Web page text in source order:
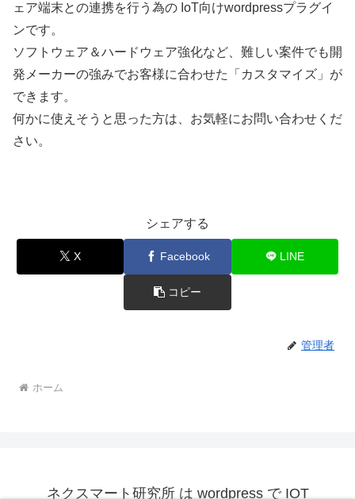
ェア端末との連携を行う為の IoT向けwordpressプラグイ
ンです。
ソフトウェア＆ハードウェア強化など、難しい案件でも開
発メーカーの強みでお客様に合わせた「カスタマイズ」が
できます。
何かに使えそうと思った方は、お気軽にお問い合わせくだ
さい。
シェアする
X Facebook LINE
コピー
管理者
ホーム
ネクスマート研究所 は wordpress で IOT